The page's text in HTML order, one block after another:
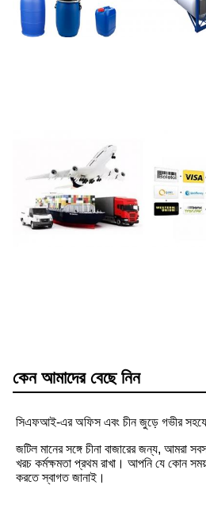
কেন আমাদের বেছে নিন
সিএফআই-এর অফিস এবং চীন জুড়ে গভীর
জটিল মানের সঙ্গে চীনা বাজারের জন্য, আমরা
খরচ কর্মক্ষমতা প্রথম রাখা। আপনি যে কোন সময়
করতে স্বাগত জানাই।